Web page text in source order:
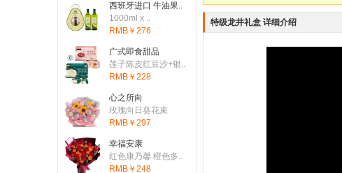
刚刚有客户下单：从
特级龙井礼盒 详细介绍
西班牙进口 牛油果..
1000ml x ..
RMB￥276
广式即食甜品
莲子陈皮红豆沙+银..
RMB￥228
心之所向
玫瑰向日葵花束
RMB￥297
幸福安康
红色康乃馨 橙色多..
RMB￥248